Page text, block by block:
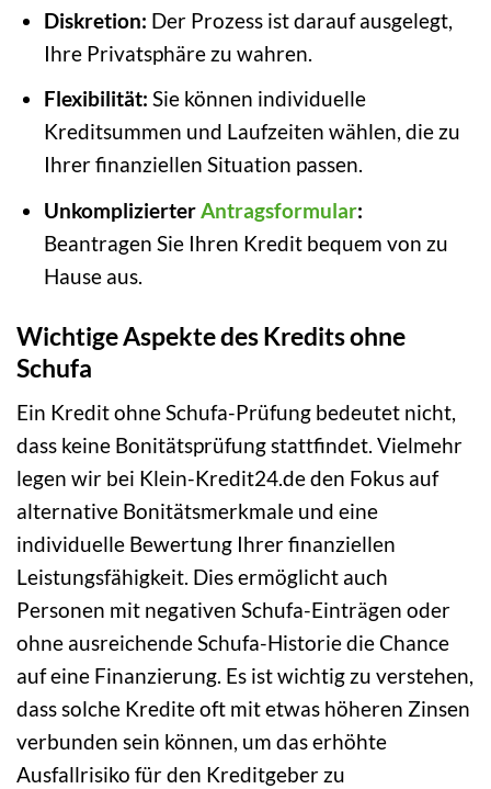
Diskretion: Der Prozess ist darauf ausgelegt,
Ihre Privatsphäre zu wahren.
Flexibilität: Sie können individuelle
Kreditsummen und Laufzeiten wählen, die zu
Ihrer finanziellen Situation passen.
UnkomplizierterAntragsformular:
Beantragen Sie Ihren Kredit bequem von zu
Hause aus.
Wichtige Aspekte des Kredits ohne
Schufa
Ein Kredit ohne Schufa-Prüfung bedeutet nicht,
dass keine Bonitätsprüfung stattfindet. Vielmehr
legen wir bei Klein-Kredit24.de den Fokus auf
alternative Bonitätsmerkmale und eine
individuelle Bewertung Ihrer finanziellen
Leistungsfähigkeit. Dies ermöglicht auch
Personen mit negativen Schufa-Einträgen oder
ohne ausreichende Schufa-Historie die Chance
auf eine Finanzierung. Es ist wichtig zu verstehen,
dass solche Kredite oft mit etwas höheren Zinsen
verbunden sein können, um das erhöhte
Ausfallrisiko für den Kreditgeber zu